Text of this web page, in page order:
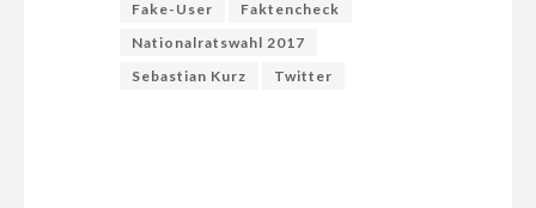
Fake-User
Faktencheck
Nationalratswahl 2017
Sebastian Kurz
Twitter